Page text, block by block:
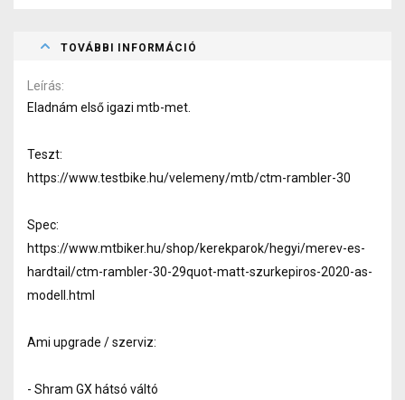
TOVÁBBI INFORMÁCIÓ
Leírás
Eladnám első igazi mtb-met.
Teszt:
https://www.testbike.hu/velemeny/mtb/ctm-rambler-30
Spec:
https://www.mtbiker.hu/shop/kerekparok/hegyi/merev-es-
hardtail/ctm-rambler-30-29quot-matt-szurkepiros-2020-as-
modell.html
Ami upgrade / szerviz:
- Shram GX hátsó váltó